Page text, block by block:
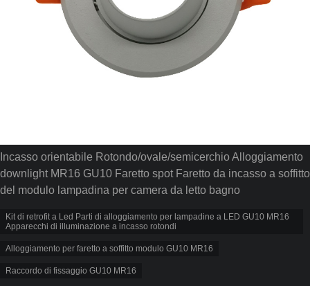
Incasso orientabile Rotondo/ovale/semicerchio Alloggiamento
downlight MR16 GU10 Faretto spot Faretto da incasso a soffitto
del modulo lampadina per camera da letto bagno
Kit di retrofit a Led Parti di alloggiamento per lampadine a LED GU10 MR16
Apparecchi di illuminazione a incasso rotondi
Alloggiamento per faretto a soffitto modulo GU10 MR16
Raccordo di fissaggio GU10 MR16